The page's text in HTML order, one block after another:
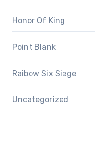
Honor Of King
Point Blank
Raibow Six Siege
Uncategorized